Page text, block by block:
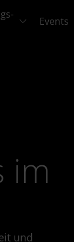
Events
im
und